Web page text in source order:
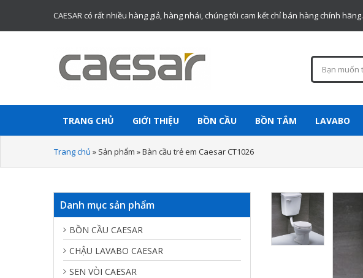
CAESAR có rất nhiều hàng giả, hàng nhái, chúng tôi cam kết chỉ bán hàng chính hãng.
Caesar chính hãng.
TRANG CHỦ GIỚI THIỆU BỒN CẦU BỒN TẮM LAVABO
Trang chủ » Sản phẩm »Bàn cầu trẻ em Caesar CT1026
Danh mục sản phẩm
BỒN CẦU CAESAR
CHẬU LAVABO CAESAR
SEN VÒI CAESAR